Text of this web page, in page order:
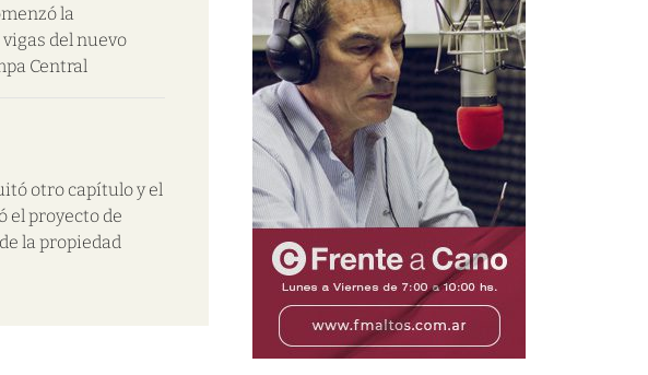
la
del nuevo
Central
otro capítulo y el
el proyecto de
la propiedad